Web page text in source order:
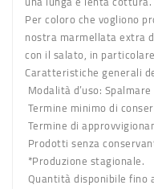
Per coloro che vogliono
nostra marmellata extra
con il salato, in
Caratteristiche generali
Modalità d’uso:
Termine minimo di
Termine di
Prodotti senza
*Produzione stagionale.
Quantità disponibile fino